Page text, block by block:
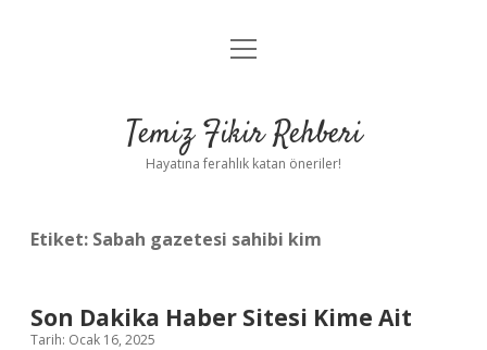
Anasayfa
Yasal Uyarı
menüyü
Temiz Fikir Rehberi
Hayatına ferahlık katan öneriler!
Etiket: Sabah gazetesi sahibi kim
Son Dakika Haber Sitesi Kime Ait
Tarih: Ocak 16, 2025